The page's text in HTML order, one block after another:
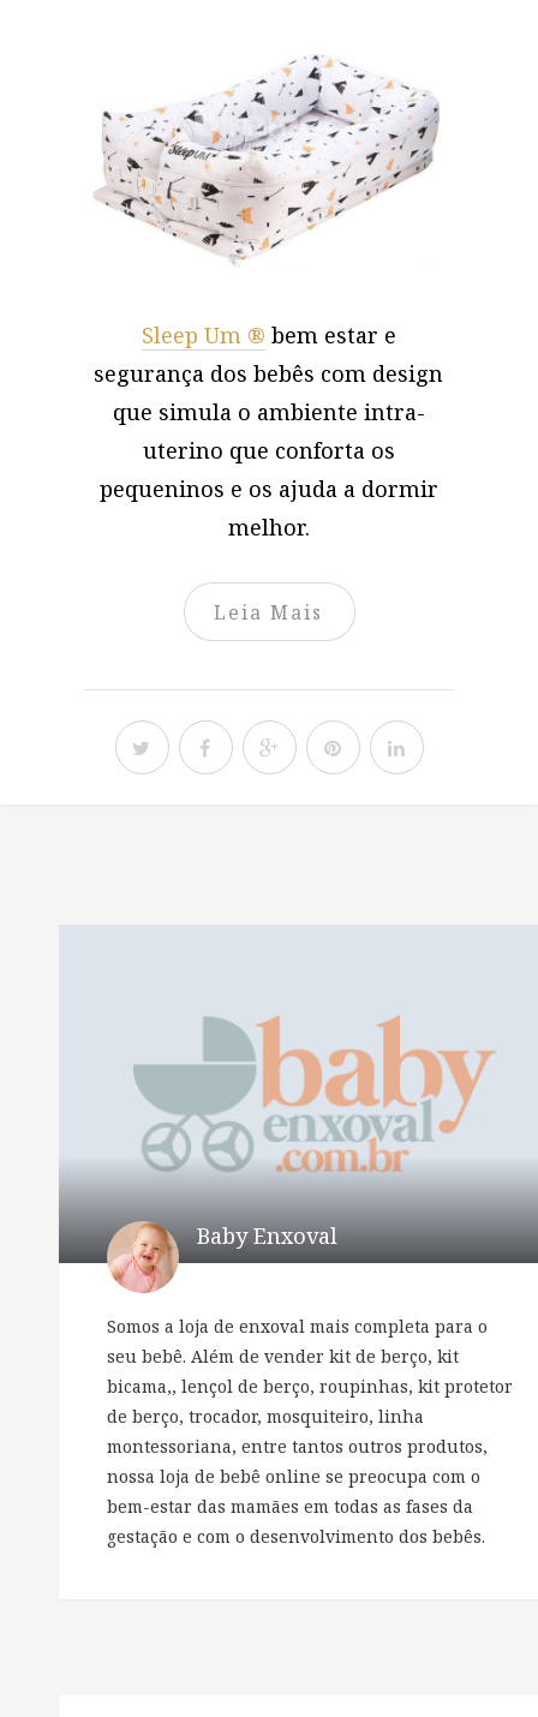
Sleep Um ® bem estar e
segurança dos bebês com design
que simula o ambiente intra-
uterino que conforta os
pequeninos e os ajuda a dormir
melhor.
Leia Mais
Baby Enxoval
Somos a loja de enxoval mais completa para o
seu bebê. Além de vender kit de berço, kit
bicama,, lençol de berço, roupinhas, kit protetor
de berço, trocador, mosquiteiro, linha
montessoriana, entre tantos outros produtos,
nossa loja de bebê online se preocupa com o
bem-estar das mamães em todas as fases da
gestação e com o desenvolvimento dos bebês.